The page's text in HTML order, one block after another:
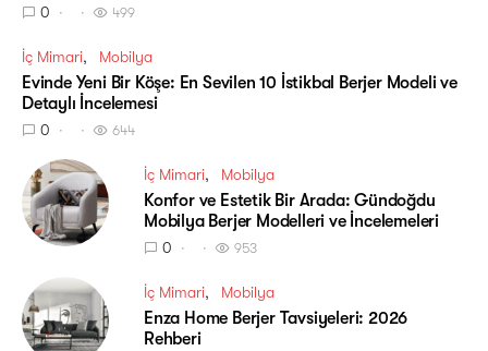
0 499
İç Mimari Mobilya
Evinde Yeni Bir Köşe: En Sevilen 10 İstikbal Berjer Modeli ve
Detaylı İncelemesi
0 644
İç Mimari Mobilya
Konfor ve Estetik Bir Arada: Gündoğdu
Mobilya Berjer Modelleri ve İncelemeleri
0 953
İç Mimari Mobilya
Enza Home Berjer Tavsiyeleri: 2026
Rehberi